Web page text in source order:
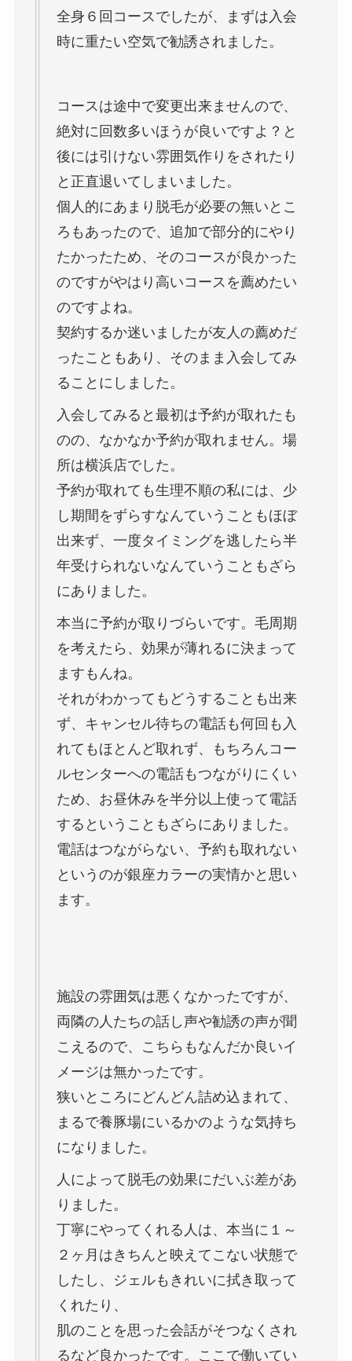
全身６回コースでしたが、まずは入会
時に重たい空気で勧誘されました。
コースは途中で変更出来ませんので、
絶対に回数多いほうが良いですよ？と
後には引けない雰囲気作りをされたり
と正直退いてしまいました。
個人的にあまり脱毛が必要の無いとこ
ろもあったので、追加で部分的にやり
たかったため、そのコースが良かった
のですがやはり高いコースを薦めたい
のですよね。
契約するか迷いましたが友人の薦めだ
ったこともあり、そのまま入会してみ
ることにしました。
入会してみると最初は予約が取れたも
のの、なかなか予約が取れません。場
所は横浜店でした。
予約が取れても生理不順の私には、少
し期間をずらすなんていうこともほぼ
出来ず、一度タイミングを逃したら半
年受けられないなんていうこともざら
にありました。
本当に予約が取りづらいです。毛周期
を考えたら、効果が薄れるに決まって
ますもんね。
それがわかってもどうすることも出来
ず、キャンセル待ちの電話も何回も入
れてもほとんど取れず、もちろんコー
ルセンターへの電話もつながりにくい
ため、お昼休みを半分以上使って電話
するということもざらにありました。
電話はつながらない、予約も取れない
というのが銀座カラーの実情かと思い
ます。
施設の雰囲気は悪くなかったですが、
両隣の人たちの話し声や勧誘の声が聞
こえるので、こちらもなんだか良いイ
メージは無かったです。
狭いところにどんどん詰め込まれて、
まるで養豚場にいるかのような気持ち
になりました。
人によって脱毛の効果にだいぶ差があ
りました。
丁寧にやってくれる人は、本当に１～
２ヶ月はきちんと映えてこない状態で
したし、ジェルもきれいに拭き取って
くれたり、
肌のことを思った会話がそつなくされ
るなど良かったです。ここで働いてい